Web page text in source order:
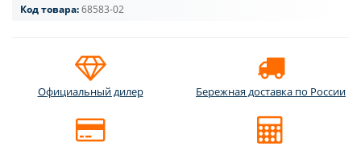
Код товара:68583-02
Официальный дилер Бережная доставка по России